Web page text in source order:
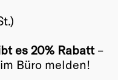
es 20% Rabatt –
Büro melden!